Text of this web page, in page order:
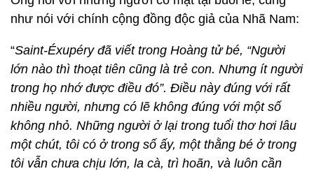
như nói với chính cộng đồng độc giả của Nhã Nam:
“Saint-Éxupéry đã viết trong Hoàng tử bé, “Người
lớn nào thì thoạt tiên cũng là trẻ con. Nhưng ít người
trong họ nhớ được điều đó”. Điều này đúng với rất
nhiều người, nhưng có lẽ không đúng với một số
không nhỏ. Những người ở lại trong tuổi thơ hơi lâu
một chút, tôi có ở trong số ấy, một thằng bé ở trong
tôi vẫn chưa chịu lớn, la cà, trì hoãn, và luôn cần